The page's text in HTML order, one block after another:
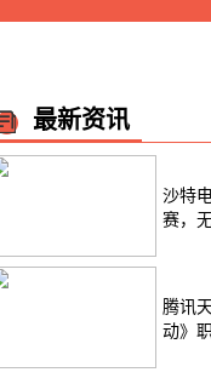
最新资讯
沙特
赛，
腾讯
动》